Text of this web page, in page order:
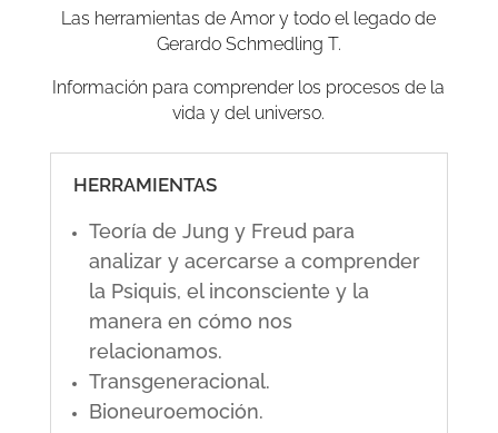
Las herramientas de Amor y todo el legado de
Gerardo Schmedling T.
Información para comprender los procesos de la
vida y del universo.
HERRAMIENTAS
Teoría de Jung y Freud para
analizar y acercarse a comprender
la Psiquis, el inconsciente y la
manera en cómo nos
relacionamos.
Transgeneracional.
Bioneuroemoción.